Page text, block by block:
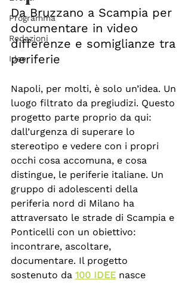
Programma
Redazioni
Idee
Da Bruzzano a Scampia per
documentare in video
differenze e somiglianze tra
periferie
Napoli, per molti, è solo un’idea. Un
luogo filtrato da pregiudizi. Questo
progetto parte proprio da qui:
dall’urgenza di superare lo
stereotipo e vedere con i propri
occhi cosa accomuna, e cosa
distingue, le periferie italiane. Un
gruppo di adolescenti della
periferia nord di Milano ha
attraversato le strade di Scampia e
Ponticelli con un obiettivo:
incontrare, ascoltare,
documentare. Il progetto
sostenuto da 100 IDEE nasce